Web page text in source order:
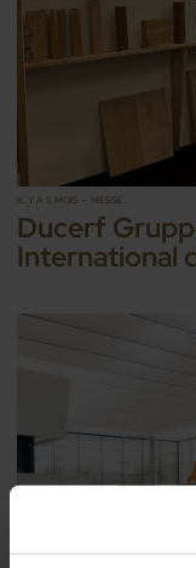
IL Y A 5 MOIS — MESSE
Ducerf
International